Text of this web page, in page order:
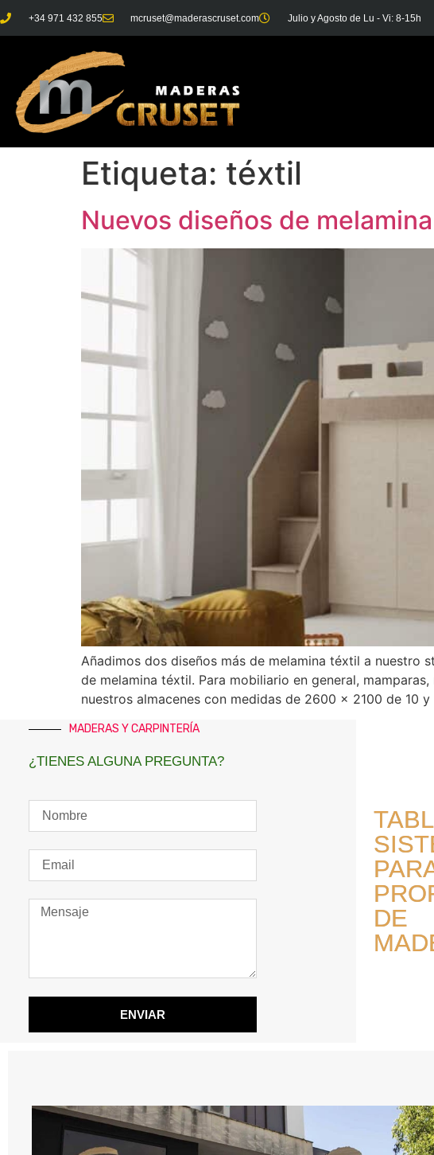
+34 971 432 855 mcruset@maderascruset.com Julio y Agosto de Lu - Vi: 8-15h
Etiqueta: téxtil
Nuevos diseños de
Añadimos dos diseños más de melamina téxtil a nuestro
de melamina téxtil. Para mobiliario en general,
nuestros almacenes con medidas de 2600 x 2100 de 10
MADERAS Y CARPINTERÍA
¿TIENES ALGUNA PREGUNTA?
ENVIAR